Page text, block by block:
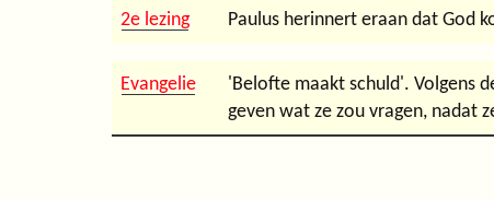
2e lezing Paulus herinnert eraan dat God
Evangelie
'Belofte maakt schuld'. Volgens
geven wat ze zou vragen, nadat